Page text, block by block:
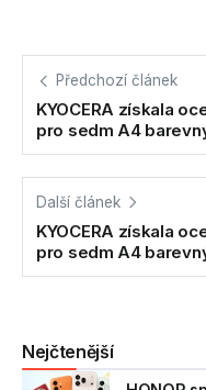
Předchozí článek
KYOCERA získala
pro sedm A4
Další článek
KYOCERA získala
pro sedm A4
Nejčtenější